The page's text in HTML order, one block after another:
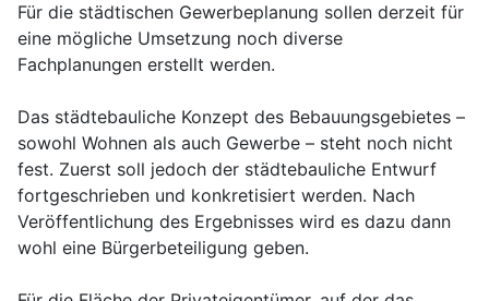
Für die städtischen Gewerbeplanung sollen derzeit für
eine mögliche Umsetzung noch diverse
Fachplanungen erstellt werden.
Das städtebauliche Konzept des Bebauungsgebietes –
sowohl Wohnen als auch Gewerbe – steht noch nicht
fest. Zuerst soll jedoch der städtebauliche Entwurf
fortgeschrieben und konkretisiert werden. Nach
Veröffentlichung des Ergebnisses wird es dazu dann
wohl eine Bürgerbeteiligung geben.